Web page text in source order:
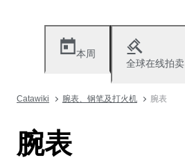
本周
全球在线拍卖
Catawiki 腕表、钢笔及打火机 腕表
腕表